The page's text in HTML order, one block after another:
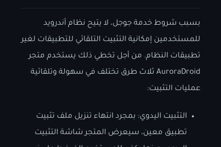
بسبب شروط خدمة جوجل، لا يتيح نظام أندرويد
للمستخدمين إمكانية التثبيت التلقائي للتطبيقات لغير
تطبيقات النظام. من أجل تخطي ذلك يستخدم متجر
AuroraDroid ثلاث طرق تختلف في سهولة وتلقائية
عمليات التثبيت:
التثبيت اليدوي: بمجرد انتهاء تنزيل ملف تثبيت
تطبيق معين، سيعرض المتجر شاشة التثبيت